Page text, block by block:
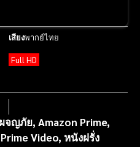
เสียงพากย์ไทย
Full HD
จญภัย, Amazon Prime,
Prime Video, หนังฝรั่ง